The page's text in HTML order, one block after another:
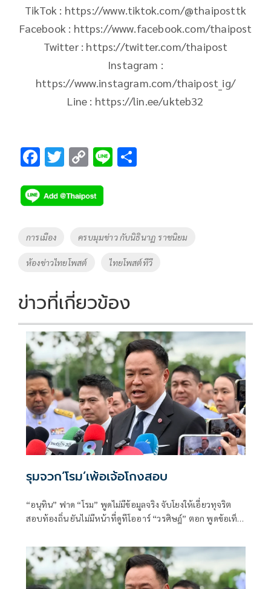
TikTok : https://www.tiktok.com/@thaiposttk
Facebook : https://www.facebook.com/thaipost
Twitter : https://twitter.com/thaipost
Instagram :
https://www.instagram.com/thaipost_ig/
Line : https://lin.ee/ukteb32
F
e
b
o
o
k
T
tt
er
C
p
y
Li
Li
Tags
การเมือง ครบมุมข่าว กับนิธินาฏ ราชนิยม
ห้องข่าวไทยโพสต์ ไทยโพสต์ทีวี
ข่าวที่เกี่ยวข้อง
รุมจวก‘โรม’เพ้อเจ้อโกงสอบ
“อนุทิน” ฟาด “โรม” พูดไม่มีข้อมูลจริง จับโยงให้เอี่ยวทุจริต
สอบท้องถิ่น ยันไม่มีหน้าที่ดูทีโออาร์ “วรศิษฎ์” ตอก พูดข้อเท็จ